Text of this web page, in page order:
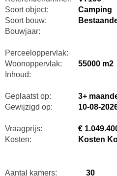
Soort object:
Camping
Soort bouw:
Bouwjaar:
Perceeloppervlak:
Woonoppervlak:
55000 m2
Inhoud:
Geplaatst op:
3+
Gewijzigd op:
10-08-
Vraagprijs:
€
Kosten:
Kosten
Aantal kamers: 30